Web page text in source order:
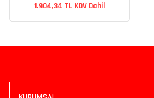
1.904,34 TL KDV Dahil